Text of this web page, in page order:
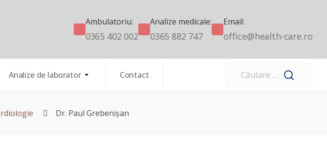
Ambulatoriu:
0365 402 002
Analize medicale:
0365 882 747
Email:
office@health-care.ro
Analize de laborator Contact Cautare
Dr. Paul Grebenişan